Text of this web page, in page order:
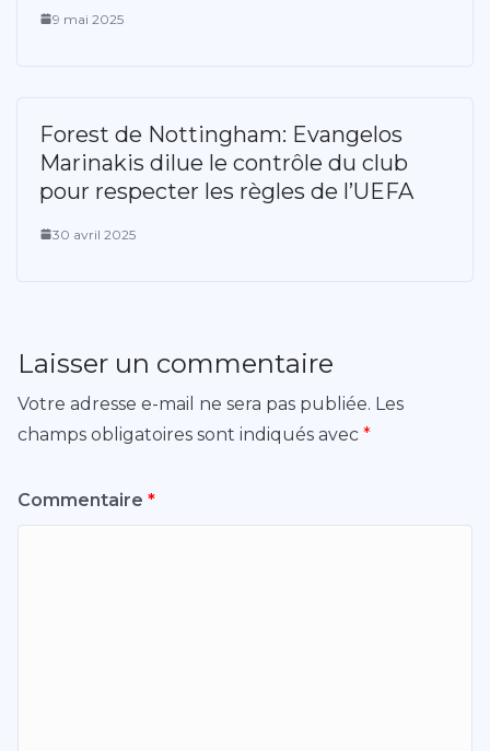
9 mai 2025
Forest de Nottingham: Evangelos
Marinakis dilue le contrôle du club
pour respecter les règles de l’UEFA
30 avril 2025
Laisser un commentaire
Votre adresse e-mail ne sera pas publiée. Les
champs obligatoires sont indiqués avec *
Commentaire *